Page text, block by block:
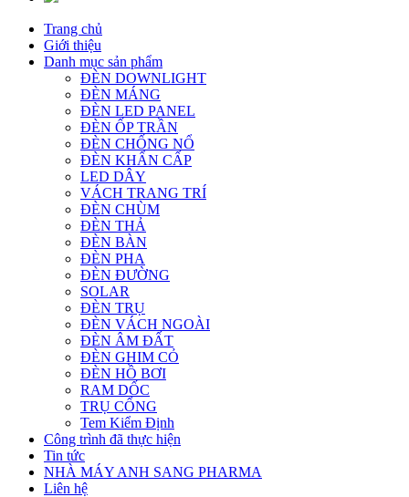
Trang chủ
Giới thiệu
Danh mục sản phẩm
ĐÈN DOWNLIGHT
ĐÈN MÁNG
ĐÈN LED PANEL
ĐÈN ỐP TRẦN
ĐÈN CHỐNG NỔ
ĐÈN KHẨN CẤP
LED DÂY
VÁCH TRANG TRÍ
ĐÈN CHÙM
ĐÈN THẢ
ĐÈN BÀN
ĐÈN PHA
ĐÈN ĐƯỜNG
SOLAR
ĐÈN TRỤ
ĐÈN VÁCH NGOÀI
ĐÈN ÂM ĐẤT
ĐÈN GHIM CỎ
ĐÈN HỒ BƠI
RAM DỐC
TRỤ CỔNG
Tem Kiểm Định
Công trình đã thực hiện
Tin tức
NHÀ MÁY ANH SANG PHARMA
Liên hệ